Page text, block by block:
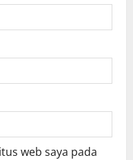
web saya pada